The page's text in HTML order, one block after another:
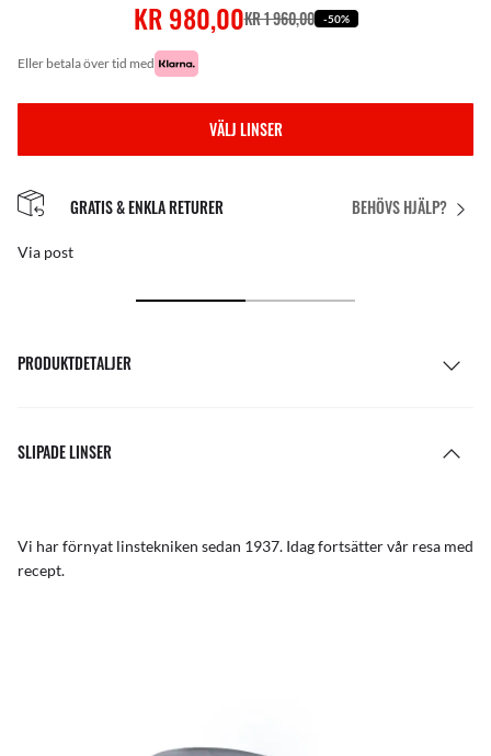
KR 980,00KR 1 960,00 -50%
eller betala över tid med
VÄLJ LINSER
BEHÖVS HJÄLP?
GRATIS & ENKLA RETURER
Via post
PRODUKTDETALJER
SLIPADE LINSER
Vi har förnyat linstekniken sedan 1937. Idag fortsätter vår resa med
recept.